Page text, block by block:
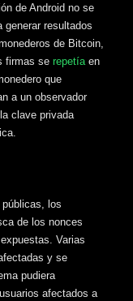
de Android no se
generar resultados
de Bitcoin,
firmas se repetía en
que
a un observador
clave privada
los
de los nonces
Varias
y se
pudiera
afectados a